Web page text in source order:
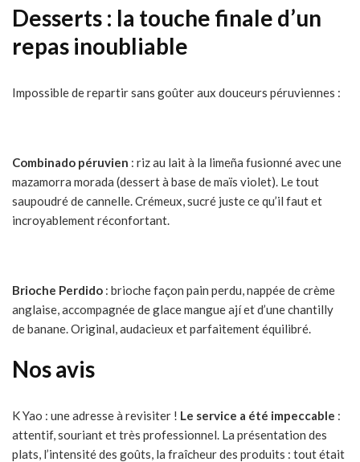
Desserts : la touche finale d’un
repas inoubliable
Impossible de repartir sans goûter aux douceurs péruviennes :
Combinado péruvien : riz au lait à la limeña fusionné avec une
mazamorra morada (dessert à base de maïs violet). Le tout
saupoudré de cannelle. Crémeux, sucré juste ce qu’il faut et
incroyablement réconfortant.
Brioche Perdido : brioche façon pain perdu, nappée de crème
anglaise, accompagnée de glace mangue ají et d’une chantilly
de banane. Original, audacieux et parfaitement équilibré.
Nos avis
K Yao : une adresse à revisiter ! Le service a été impeccable :
attentif, souriant et très professionnel. La présentation des
plats, l’intensité des goûts, la fraîcheur des produits : tout était